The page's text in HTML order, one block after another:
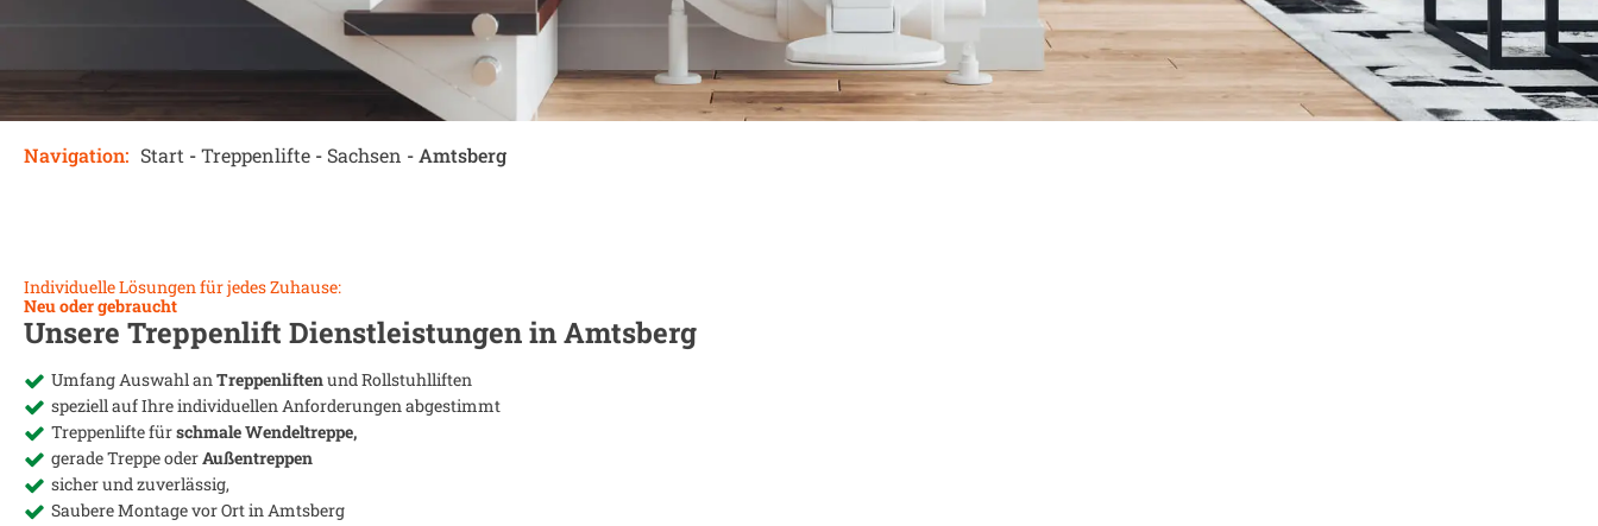
Navigation: Start -Treppenlifte - Sachsen -Amtsberg
Individuelle Lösungen für jedes Zuhause:
Neu oder gebraucht
Unsere Treppenlift Dienstleistungen inAmtsberg
Umfang Auswahl an Treppenliftenund Rollstuhlliften
speziell auf Ihre individuellen Anforderungen abgestimmt
Treppenlifte fürschmale Wendeltreppe,
gerade Treppe oderAußentreppen
sicher und zuverlässig,
Saubere Montage vor Ort in Amtsberg